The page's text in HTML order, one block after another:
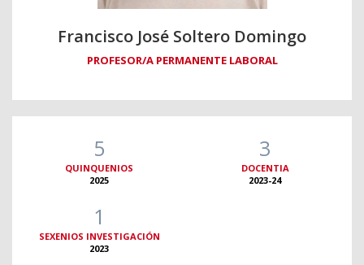
Francisco José Soltero Domingo
PROFESOR/A PERMANENTE LABORAL
5
QUINQUENIOS
2025
3
DOCENTIA
2023-24
1
SEXENIOS INVESTIGACIÓN
2023